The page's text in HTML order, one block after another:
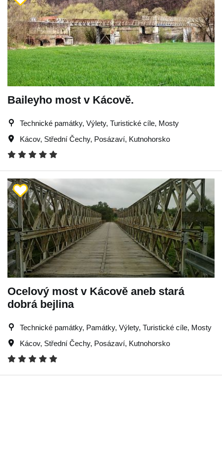
Baileyho most v Kácově.
Technické památky, Výlety, Turistické cíle, Mosty
Kácov, Střední Čechy, Posázaví, Kutnohorsko
Ocelový most v Kácově aneb stará
dobrá bejlina
Technické památky, Památky, Výlety, Turistické cíle, Mosty
Kácov, Střední Čechy, Posázaví, Kutnohorsko